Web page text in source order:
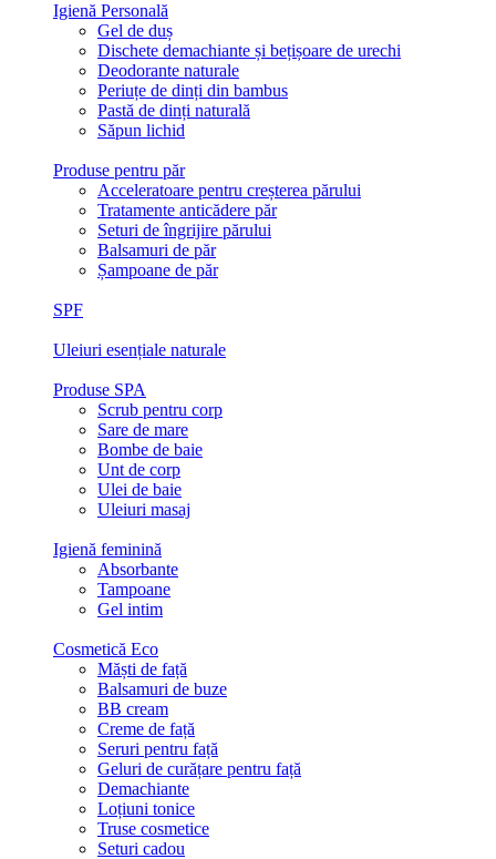
Igienă Personală
Gel de duș
Dischete demachiante și bețișoare de urechi
Deodorante naturale
Periuțe de dinți din bambus
Pastă de dinți naturală
Săpun lichid
Produse pentru păr
Acceleratoare pentru creșterea părului
Tratamente anticădere păr
Seturi de îngrijire părului
Balsamuri de păr
Șampoane de păr
SPF
Uleiuri esențiale naturale
Produse SPA
Scrub pentru corp
Sare de mare
Bombe de baie
Unt de corp
Ulei de baie
Uleiuri masaj
Igienă feminină
Absorbante
Tampoane
Gel intim
Cosmetică Eco
Măști de față
Balsamuri de buze
BB cream
Creme de față
Seruri pentru față
Geluri de curățare pentru față
Demachiante
Loțiuni tonice
Truse cosmetice
Seturi cadou